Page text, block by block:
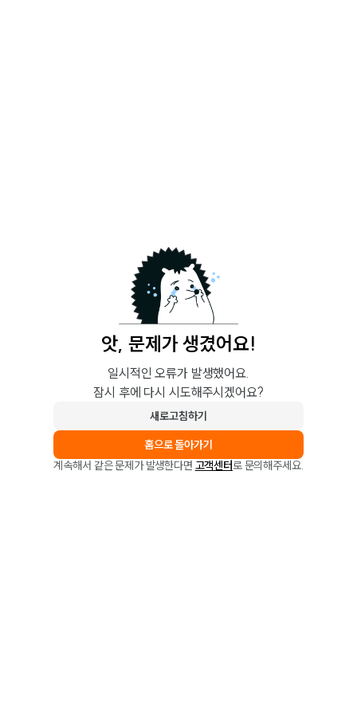
앗, 문제가 생겼어요!
일시적인 오류가 발생했어요.
잠시 후에 다시 시도해주시겠어요?
새로고침하기
홈으로 돌아가기
계속해서 같은 문제가 발생한다면 고객센터로 문의해주세요.